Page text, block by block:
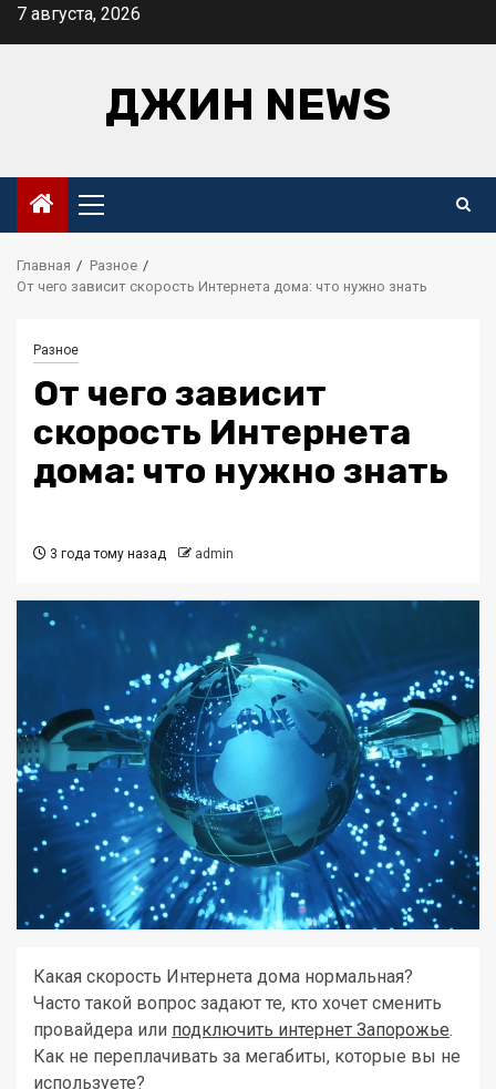
Перейти
7 августа, 2026
ДЖИН NEWS
Основное
меню
Главная
Разное
От чего зависит скорость Интернета дома: что нужно знать
Разное
От чего зависит
скорость Интернета
дома: что нужно знать
3 года тому назад admin
Какая скорость Интернета дома нормальная?
Часто такой вопрос задают те, кто хочет сменить
провайдера или подключить интернет Запорожье.
Как не переплачивать за мегабиты, которые вы не
используете?